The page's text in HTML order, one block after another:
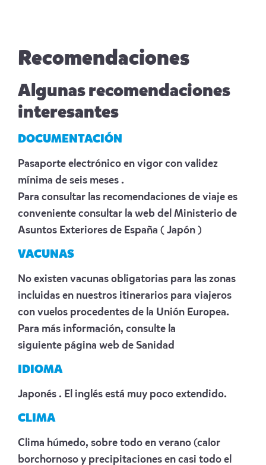
Recomendaciones
Algunas recomendaciones
interesantes
DOCUMENTACIÓN
Pasaporte electrónico en vigor con validez
mínima de seis meses .
Para consultar las recomendaciones de viaje es
conveniente consultar la web del Ministerio de
Asuntos Exteriores de España ( Japón )
VACUNAS
No existen vacunas obligatorias para las zonas
incluidas en nuestros itinerarios para viajeros
con vuelos procedentes de la Unión Europea.
Para más información, consulte la
siguiente página web de Sanidad
IDIOMA
Japonés . El inglés está muy poco extendido.
CLIMA
Clima húmedo, sobre todo en verano (calor
borchornoso y precipitaciones en casi todo el